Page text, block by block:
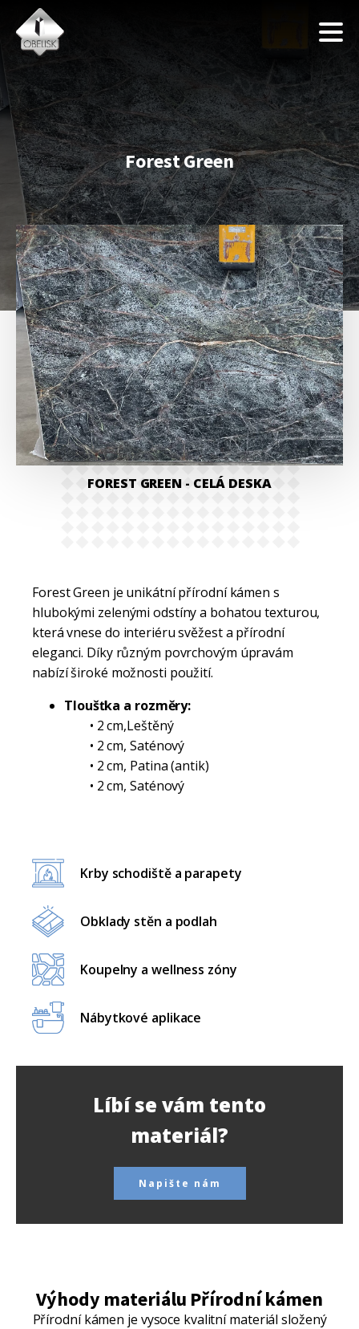
Forest Green
FOREST GREEN - CELÁ DESKA
Forest Green je unikátní přírodní kámen s
hlubokými zelenými odstíny a bohatou texturou,
která vnese do interiéru svěžest a přírodní
eleganci. Díky různým povrchovým úpravám
nabízí široké možnosti použití.
Tloušťka a rozměry:
• 2 cm,Leštěný
• 2 cm, Saténový
• 2 cm, Patina (antik)
• 2 cm, Saténový
Krby schodiště a parapety
Obklady stěn a podlah
Koupelny a wellness zóny
Nábytkové aplikace
Líbí se vám tento
materiál?
Napište nám
Výhody materiálu Přírodní kámen
Přírodní kámen je vysoce kvalitní materiál složený